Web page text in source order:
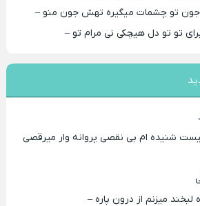
جون تو چشمات میگیره تهش جون منو –
تو تو دل هیچکی نی مرام تو –
شنیده ام بی نقصی پروانه وار میرقصی
میزنم از درون پاره –